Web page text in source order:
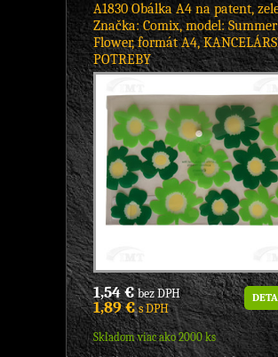
A1830 Obálka A4 na patent,
Značka: Comix, model: Summer
Flower, formát A4,
POTREBY
1,54 €bez DPH
1,89 €s DPH
Skladom viac ako 2000 ks